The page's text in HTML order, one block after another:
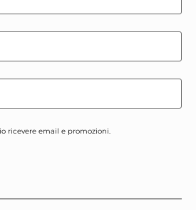
ricevere email e promozioni.